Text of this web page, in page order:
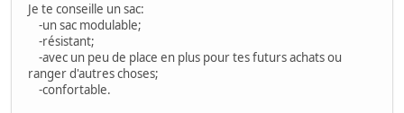
Je te conseille un sac:
-un sac modulable;
-résistant;
-avec un peu de place en plus pour tes futurs achats ou
ranger d'autres choses;
-confortable.